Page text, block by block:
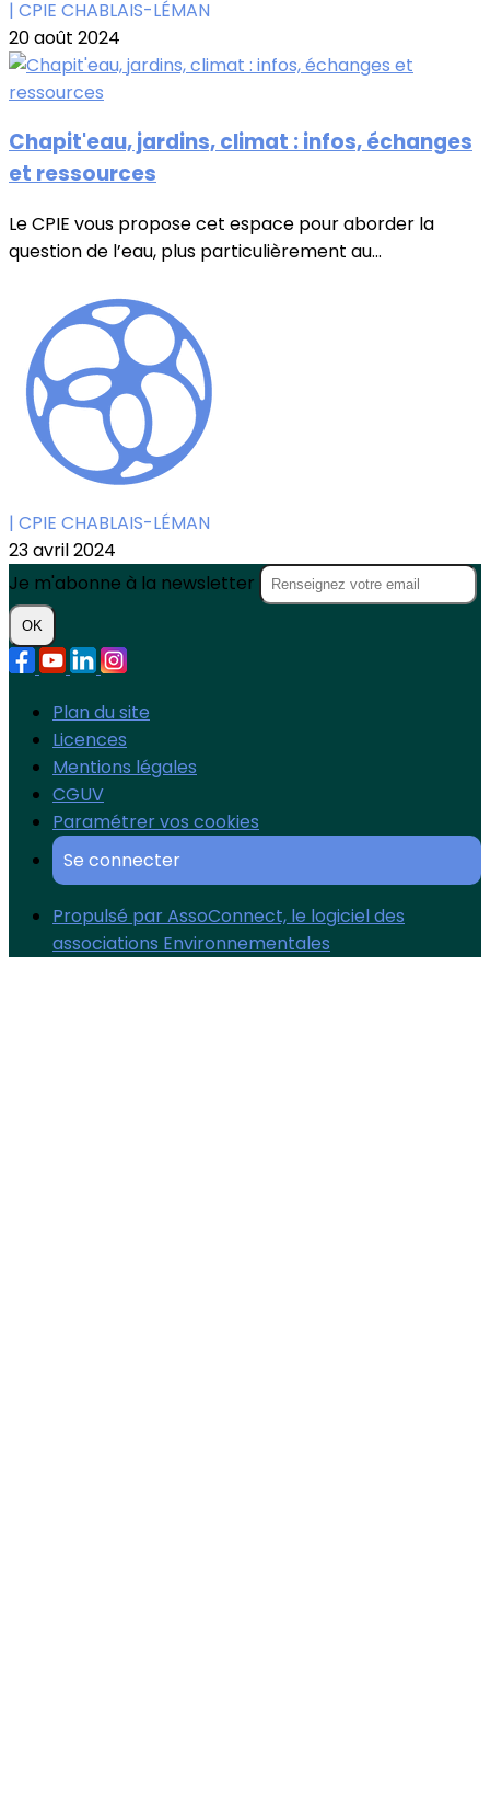
| CPIE CHABLAIS-LÉMAN
20 août 2024
Chapit'eau, jardins, climat : infos, échanges
et ressources
Le CPIE vous propose cet espace pour aborder la
question de l’eau, plus particulièrement au...
| CPIE CHABLAIS-LÉMAN
23 avril 2024
Je m'abonne à la newsletter
OK
Plan du site
Licences
Mentions légales
CGUV
Paramétrer vos cookies
Se connecter
Propulsé par AssoConnect, le logiciel des
associations Environnementales